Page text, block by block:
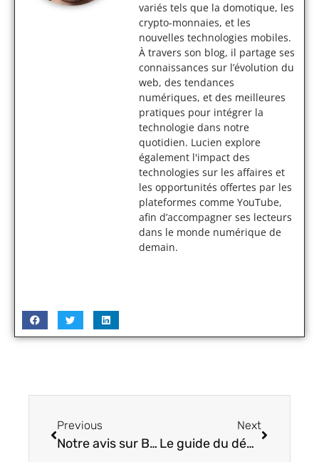
variés tels que la domotique, les
crypto-monnaies, et les
nouvelles technologies mobiles.
À travers son blog, il partage ses
connaissances sur l’évolution du
web, des tendances
numériques, et des meilleures
pratiques pour intégrer la
technologie dans notre
quotidien. Lucien explore
également l'impact des
technologies sur les affaires et
les opportunités offertes par les
plateformes comme YouTube,
afin d’accompagner ses lecteurs
dans le monde numérique de
demain.
Previous
Notre avis sur BitGrail, la plateforme italienne de cryptomonnaies
Next
Le guide du débutant sur eToro